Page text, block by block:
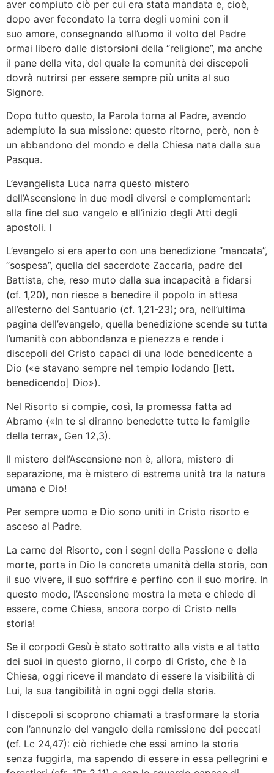
aver compiuto ciò per cui era stata mandata e, cioè,
dopo aver fecondato la terra degli uomini con il
suo amore, consegnando all’uomo il volto del Padre
ormai libero dalle distorsioni della “religione”, ma anche
il pane della vita, del quale la comunità dei discepoli
dovrà nutrirsi per essere sempre più unita al suo
Signore.
Dopo tutto questo, la Parola torna al Padre, avendo
adempiuto la sua missione: questo ritorno, però, non è
un abbandono del mondo e della Chiesa nata dalla sua
Pasqua.
L’evangelista Luca narra questo mistero
dell’Ascensione in due modi diversi e complementari:
alla fine del suo vangelo e all’inizio degli Atti degli
apostoli. I
L’evangelo si era aperto con una benedizione “mancata”,
“sospesa”, quella del sacerdote Zaccaria, padre del
Battista, che, reso muto dalla sua incapacità a fidarsi
(cf. 1,20), non riesce a benedire il popolo in attesa
all’esterno del Santuario (cf. 1,21-23); ora, nell’ultima
pagina dell’evangelo, quella benedizione scende su tutta
l’umanità con abbondanza e pienezza e rende i
discepoli del Cristo capaci di una lode benedicente a
Dio («e stavano sempre nel tempio lodando [lett.
benedicendo] Dio»).
Nel Risorto si compie, così, la promessa fatta ad
Abramo («In te si diranno benedette tutte le famiglie
della terra», Gen 12,3).
Il mistero dell’Ascensione non è, allora, mistero di
separazione, ma è mistero di estrema unità tra la natura
umana e Dio!
Per sempre uomo e Dio sono uniti in Cristo risorto e
asceso al Padre.
La carne del Risorto, con i segni della Passione e della
morte, porta in Dio la concreta umanità della storia, con
il suo vivere, il suo soffrire e perfino con il suo morire. In
questo modo, l’Ascensione mostra la meta e chiede di
essere, come Chiesa, ancora corpo di Cristo nella
storia!
Se il corpodi Gesù è stato sottratto alla vista e al tatto
dei suoi in questo giorno, il corpo di Cristo, che è la
Chiesa, oggi riceve il mandato di essere la visibilità di
Lui, la sua tangibilità in ogni oggi della storia.
I discepoli si scoprono chiamati a trasformare la storia
con l’annunzio del vangelo della remissione dei peccati
(cf. Lc 24,47): ciò richiede che essi amino la storia
senza fuggirla, ma sapendo di essere in essa pellegrini e